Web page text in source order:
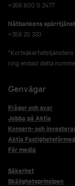
+358 800 0 2477
Nätbankens
+358 20 333
ring endast detta
Genvägar
Frågor och svar
Jobba på Aktia
Koncern- och
Aktia
För media
Säkerhet
Skälighetsprincipen